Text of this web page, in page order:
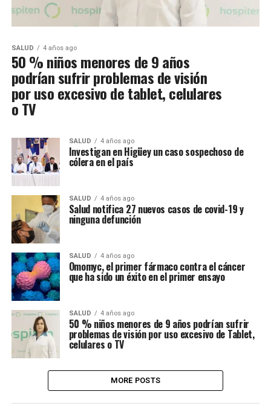
SALUD 4 años ago
50 % niños menores de 9 años
podrían sufrir problemas de visión
por uso excesivo de tablet, celulares
o TV
SALUD 4 años ago
Investigan en Higüey un caso sospechoso de
cólera en el país
SALUD 4 años ago
Salud notifica 27 nuevos casos de covid-19 y
ninguna defunción
SALUD 4 años ago
Omomyc, el primer fármaco contra el cáncer
que ha sido un éxito en el primer ensayo
SALUD 4 años ago
50 % niños menores de 9 años podrían sufrir
problemas de visión por uso excesivo de Tablet,
celulares o TV
MORE POSTS